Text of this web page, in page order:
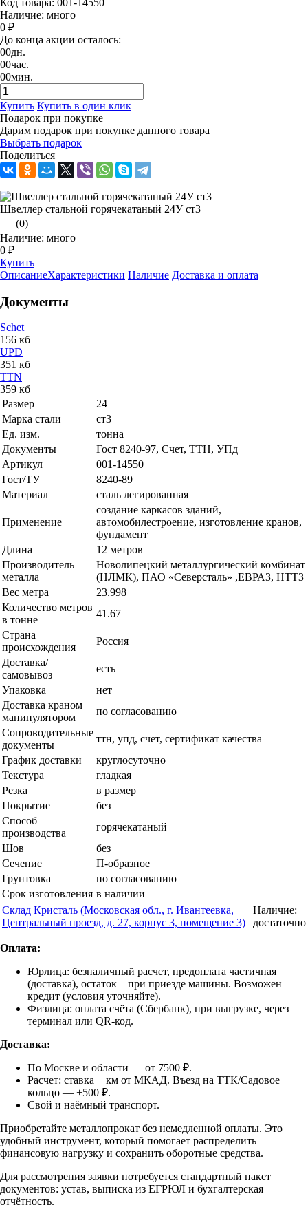
Наличие: много
0 ₽
До конца акции осталось:
00дн.
00час.
00мин.
Купить Купить в один клик
Подарок при покупке
Дарим подарок при покупке данного товара
Выбрать подарок
Поделиться
Швеллер стальной горячекатаный 24У ст3
(0)
Наличие: много
0 ₽
Купить
ОписаниеХарактеристики Наличие Доставка и оплата
Документы
Schet
156 кб
UPD
351 кб
TTN
359 кб
Размер
24
Марка стали
ст3
Ед. изм.
тонна
Документы
Гост 8240-97, Счет, ТТН, УПд
Артикул
001-14550
Гост/ТУ
8240-89
Материал
сталь легированная
Применение
создание каркасов зданий,
автомобилестроение, изготовление кранов,
фундамент
Длина
12 метров
Производитель
металла
Новолипецкий металлургический комбинат
(НЛМК), ПАО «Северсталь» ,ЕВРАЗ, НТТЗ
Вес метра
23.998
Количество метров
в тонне
41.67
Страна
происхождения
Россия
Доставка/
самовывоз
есть
Упаковка
нет
Доставка краном
манипулятором
по согласованию
Сопроводительные
документы
ттн, упд, счет, сертификат качества
График доставки
круглосуточно
Текстура
гладкая
Резка
в размер
Покрытие
без
Способ
производства
горячекатаный
Шов
без
Сечение
П-образное
Грунтовка
по согласованию
Срок изготовления в наличии
Склад Кристаль (Московская обл., г. Ивантеевка,
Центральный проезд, д. 27, корпус 3, помещение 3)
Наличие:
достаточно
Оплата:
Юрлица: безналичный расчет, предоплата частичная
(доставка), остаток – при приезде машины. Возможен
кредит (условия уточняйте).
Физлица: оплата счёта (Сбербанк), при выгрузке, через
терминал или QR-код.
Доставка:
По Москве и области — от 7500 ₽.
Расчет: ставка + км от МКАД. Въезд на ТТК/Садовое
кольцо — +500 ₽.
Свой и наёмный транспорт.
Приобретайте металлопрокат без немедленной оплаты. Это
удобный инструмент, который помогает распределить
финансовую нагрузку и сохранить оборотные средства.
Для рассмотрения заявки потребуется стандартный пакет
документов: устав, выписка из ЕГРЮЛ и бухгалтерская
отчётность.